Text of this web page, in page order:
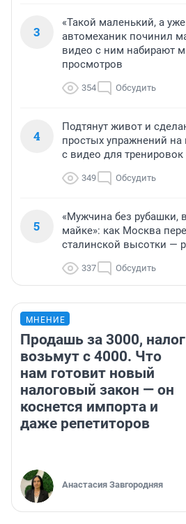
3
«Такой маленький, а
автомеханик починил
видео с ним набирают
просмотров
354 Обсудить
4
Подтянут живот и
простых упражнений на
с видео для
349 Обсудить
5
«Мужчина без рубашки,
майке»: как Москва
сталинской высотки —
337 Обсудить
МНЕНИЕ
Продашь за 3000, налог
возьмут с 4000. Что
нам готовит новый
налоговый закон — он
коснется импорта и
даже репетиторов
Анастасия Завгородняя